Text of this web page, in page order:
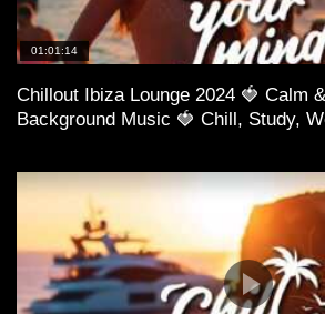
01:01:14
Chillout Ibiza Lounge 2024 🍓 Calm
Background Music 🍓 Chill, Study,